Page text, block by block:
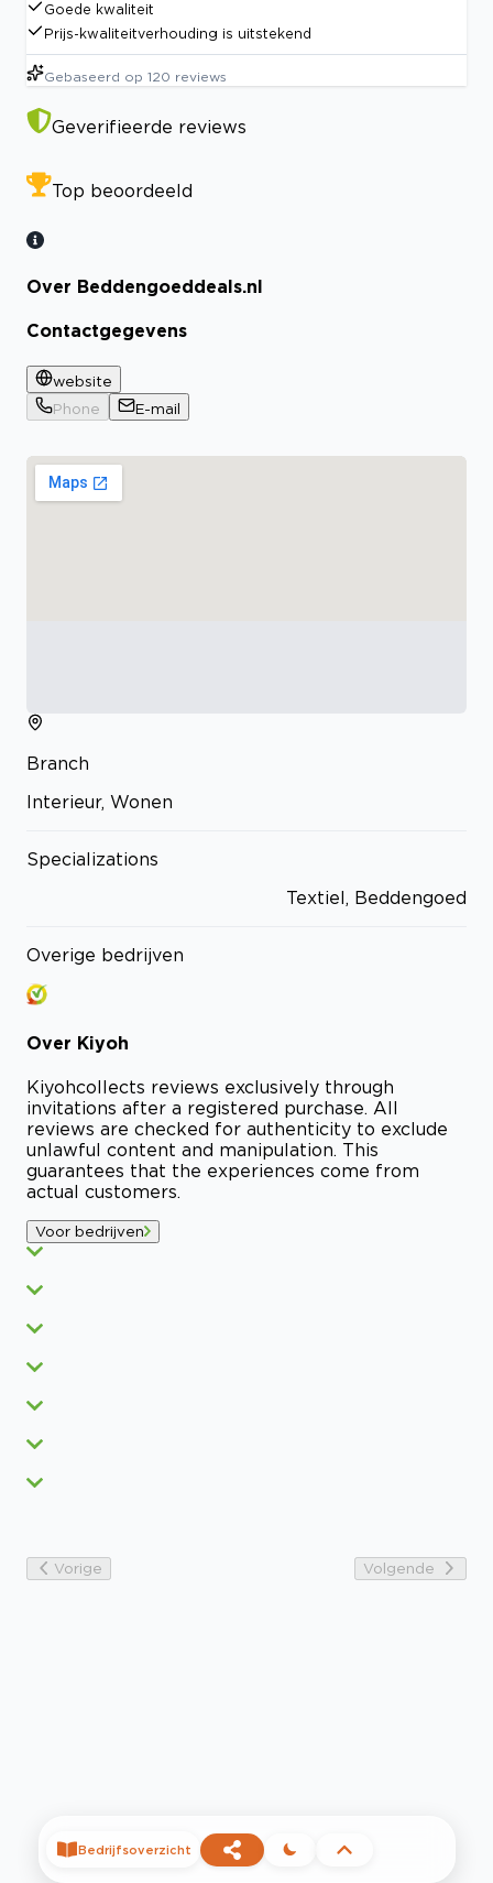
Goede kwaliteit
Prijs-kwaliteitverhouding is uitstekend
Gebaseerd op 120 reviews
Geverifieerde reviews
Top beoordeeld
Over Beddengoeddeals.nl
Contactgegevens
website
Phone
E-mail
Branch
Interieur, Wonen
Specializations
Textiel, Beddengoed
Overige bedrijven
Over Kiyoh
Kiyohcollects reviews exclusively through
invitations after a registered purchase. All
reviews are checked for authenticity to exclude
unlawful content and manipulation. This
guarantees that the experiences come from
actual customers.
Voor bedrijven
Vorige Volgende
Bedrijfsoverzicht